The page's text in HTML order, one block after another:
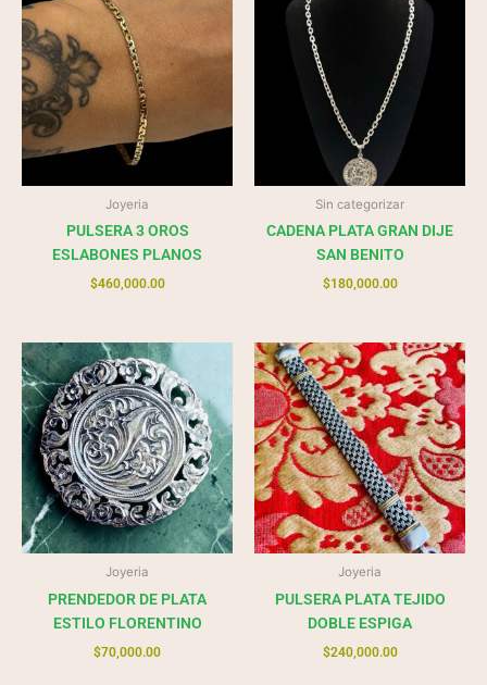
Joyeria
PULSERA 3 OROS
ESLABONES PLANOS
$460,000.00
Sin categorizar
CADENA PLATA GRAN DIJE
SAN BENITO
$180,000.00
Joyeria
PRENDEDOR DE PLATA
ESTILO FLORENTINO
$70,000.00
Joyeria
PULSERA PLATA TEJIDO
DOBLE ESPIGA
$240,000.00